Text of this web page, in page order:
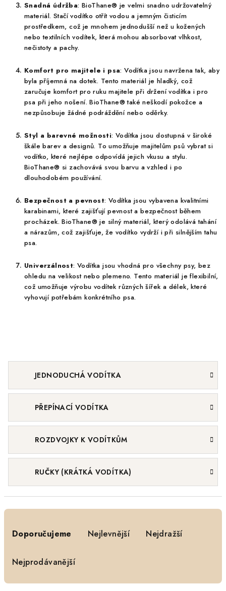
Snadná údržba: BioThane® je velmi snadno udržovatelný
materiál. Stačí vodítko otřít vodou a jemným čisticím
prostředkem, což je mnohem jednodušší než u kožených
nebo textilních vodítek, která mohou absorbovat vlhkost,
nečistoty a pachy.
Komfort pro majitele i psa: Vodítka jsou navržena tak, aby
byla příjemná na dotek. Tento materiál je hladký, což
zaručuje komfort pro ruku majitele při držení vodítka i pro
psa při jeho nošení. BioThane® také neškodí pokožce a
nezpůsobuje žádné podráždění nebo oděrky.
Styl a barevné možnosti: Vodítka jsou dostupná v široké
škále barev a designů. To umožňuje majitelům psů vybrat si
vodítko, které nejlépe odpovídá jejich vkusu a stylu.
BioThane® si zachovává svou barvu a vzhled i po
dlouhodobém používání.
Bezpečnost a pevnost: Vodítka jsou vybavena kvalitními
karabinami, které zajišťují pevnost a bezpečnost během
procházek. BioThane® je silný materiál, který odolává tahání
a nárazům, což zajišťuje, že vodítko vydrží i při silnějším tahu
psa.
Univerzálnost: Vodítka jsou vhodná pro všechny psy, bez
ohledu na velikost nebo plemeno. Tento materiál je flexibilní,
což umožňuje výrobu vodítek různých šířek a délek, které
vyhovují potřebám konkrétního psa.
JEDNODUCHÁ VODÍTKA
PŘEPÍNACÍ VODÍTKA
ROZDVOJKY K VODÍTKŮM
RUČKY (KRÁTKÁ VODÍTKA)
Doporučujeme Nejlevnější Nejdražší
Nejprodávanější